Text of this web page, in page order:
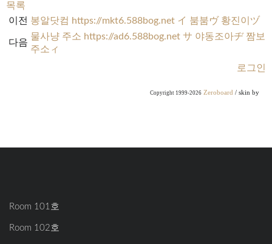
목록
이전 봉알닷컴 https://mkt6.588bog.net イ 붐붐ヴ 황진이ヅ
다음
물사냥 주소 https://ad6.588bog.net サ 야동조아ヂ 짬보
주소ィ
로그인
Copyright 1999-2026 Zeroboard / skin by
Room 101호
Room 102호